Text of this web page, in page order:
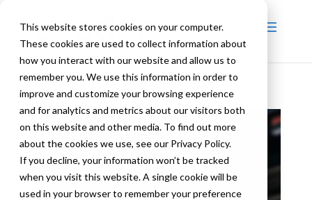
This website stores cookies on your computer.
These cookies are used to collect information about
how you interact with our website and allow us to
remember you. We use this information in order to
improve and customize your browsing experience
and for analytics and metrics about our visitors both
on this website and other media. To find out more
about the cookies we use, see our Privacy Policy.
If you decline, your information won’t be tracked
when you visit this website. A single cookie will be
used in your browser to remember your preference